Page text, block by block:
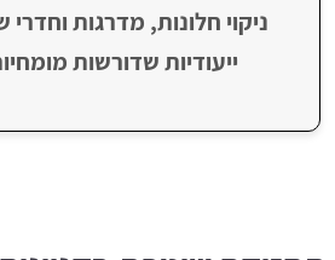
ניקוי חלונות, מדרגות וחדרי
ייעודיות שדורשות